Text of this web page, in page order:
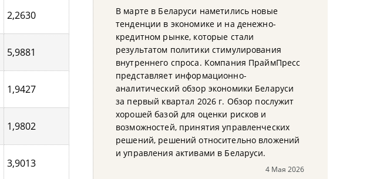
2,2630
5,9881
1,9427
1,9802
3,9013
В марте в Беларуси наметились новые
тенденции в экономике и на денежно-
кредитном рынке, которые стали
результатом политики стимулирования
внутреннего спроса. Компания ПраймПресс
представляет информационно-
аналитический обзор экономики Беларуси
за первый квартал 2026 г. Обзор послужит
хорошей базой для оценки рисков и
возможностей, принятия управленческих
решений, решений относительно вложений
и управления активами в Беларуси.
4 Мая 2026